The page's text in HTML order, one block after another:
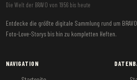
Die Welt der BRAVO von 1956 bis heute
Entdecke die größte digitale Sammlung rund um
Foto-Love-Storys bis hin zu kompletten Heften.
NAVIGATION